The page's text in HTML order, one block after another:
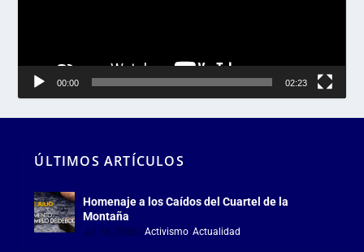
00:00 02:23
ÚLTIMOS ARTÍCULOS
Homenaje a los Caídos del Cuartel de la
Montaña
Jul 18, 2026 |Activismo,Actualidad